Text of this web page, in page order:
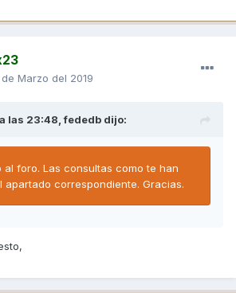
Marzo del 2019
las 23:48,fededb dijo:
al foro. Las consultas como te han
apartado correspondiente. Gracias.